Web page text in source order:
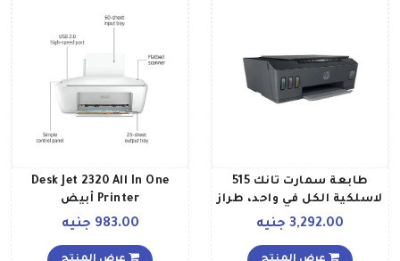
طابعة سمارت تانك 515
لاسلكية الكل في واحد، طراز
1TJ09A أسود
3,292.00 جنيه
Desk Jet 2320 All In One
Printer أبيض
983.00 جنيه